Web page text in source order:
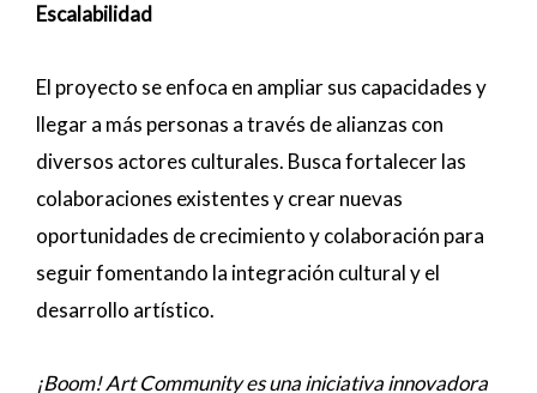
Escalabilidad
El proyecto se enfoca en ampliar sus capacidades y
llegar a más personas a través de alianzas con
diversos actores culturales. Busca fortalecer las
colaboraciones existentes y crear nuevas
oportunidades de crecimiento y colaboración para
seguir fomentando la integración cultural y el
desarrollo artístico.
¡Boom! Art Community es una iniciativa innovadora